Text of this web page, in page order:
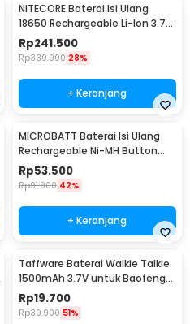
NITECORE Baterai Isi Ulang
18650 Rechargeable Li-Ion 3.7V
3400mAh 1PCS - NL1834
Rp241.500
Rp330.900 28%
+ Keranjang
MICROBATT Baterai Isi Ulang
Rechargeable Ni-MH Button
Top 1.2V AA-1000mAh
Rp53.500
Rp91.900 42%
+ Keranjang
Taffware Baterai Walkie Talkie
1500mAh 3.7V untuk Baofeng
BF-UV3R - BL-3
Rp19.700
Rp39.900 51%